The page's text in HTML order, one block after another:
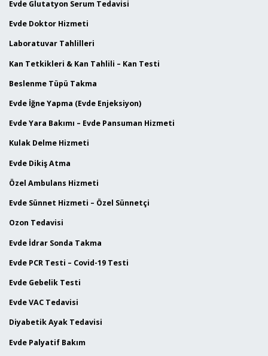
Evde Glutatyon Serum Tedavisi
Evde Doktor Hizmeti
Laboratuvar Tahlilleri
Kan Tetkikleri & Kan Tahlili – Kan Testi
Beslenme Tüpü Takma
Evde İğne Yapma (Evde Enjeksiyon)
Evde Yara Bakımı – Evde Pansuman Hizmeti
Kulak Delme Hizmeti
Evde Dikiş Atma
Özel Ambulans Hizmeti
Evde Sünnet Hizmeti – Özel Sünnetçi
Ozon Tedavisi
Evde İdrar Sonda Takma
Evde PCR Testi – Covid-19 Testi
Evde Gebelik Testi
Evde VAC Tedavisi
Diyabetik Ayak Tedavisi
Evde Palyatif Bakım